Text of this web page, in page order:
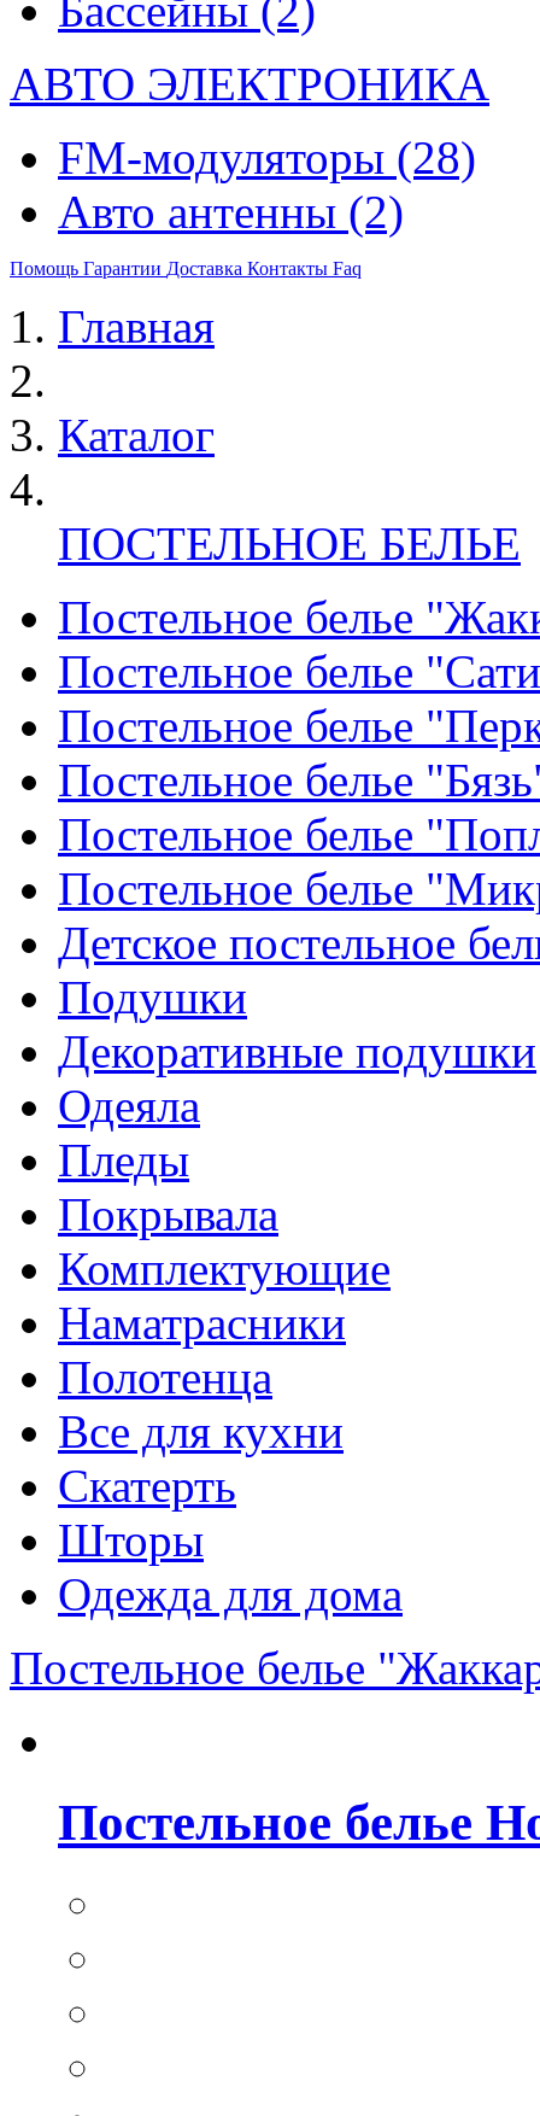
АВТО ЭЛЕКТРОНИКА
FM-модуляторы (28)
Авто антенны (2)
Помощь Гарантии Доставка Контакты Faq
Главная
Каталог
ПОСТЕЛЬНОЕ БЕЛЬЕ
Постельное белье
Постельное белье
Постельное белье
Постельное белье
Постельное белье
Постельное белье
Детское постельное
Подушки
Декоративные подушки
Одеяла
Пледы
Покрывала
Комплектующие
Наматрасники
Полотенца
Все для кухни
Скатерть
Шторы
Одежда для дома
Постельное белье
Постельное белье